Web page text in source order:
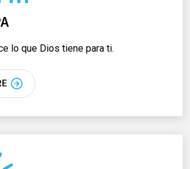
lo que Dios tiene para ti.